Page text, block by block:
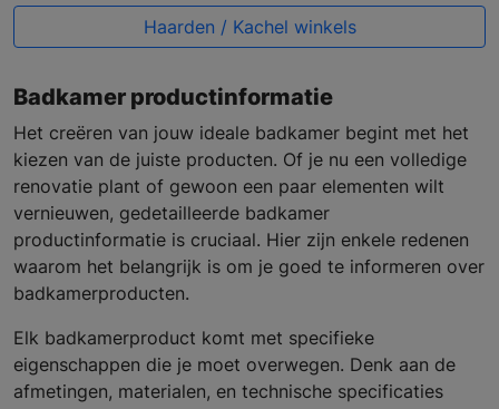
Haarden / Kachel winkels
Badkamer productinformatie
Het creëren van jouw ideale badkamer begint met het
kiezen van de juiste producten. Of je nu een volledige
renovatie plant of gewoon een paar elementen wilt
vernieuwen, gedetailleerde badkamer
productinformatie is cruciaal. Hier zijn enkele redenen
waarom het belangrijk is om je goed te informeren over
badkamerproducten.
Elk badkamerproduct komt met specifieke
eigenschappen die je moet overwegen. Denk aan de
afmetingen, materialen, en technische specificaties